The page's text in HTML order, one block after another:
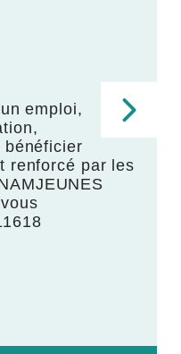
emploi,
bénéficier
renforcé par les